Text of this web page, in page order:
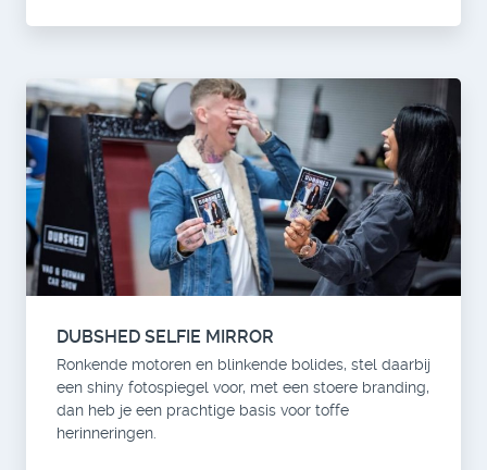
DUBSHED SELFIE MIRROR
Ronkende motoren en blinkende bolides, stel daarbij
een shiny fotospiegel voor, met een stoere branding,
dan heb je een prachtige basis voor toffe
herinneringen.